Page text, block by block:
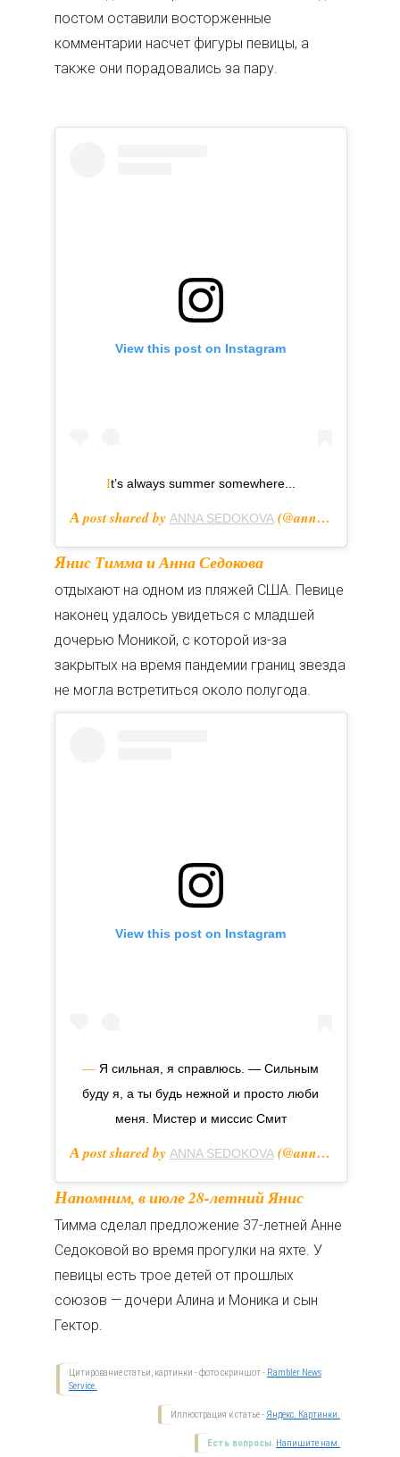
постом оставили восторженные
комментарии насчет фигуры певицы, а
также они порадовались за пару.
View this post on Instagram
It’s always summer somewhere...
A post shared by ANNA SEDOKOVA(@annasedokova) on
Янис Тимма и Анна Седокова
отдыхают на одном из пляжей США. Певице
наконец удалось увидеться с младшей
дочерью Моникой, с которой из-за
закрытых на время пандемии границ звезда
не могла встретиться около полугода.
View this post on Instagram
— Я сильная, я справлюсь. — Сильным
буду я, а ты будь нежной и просто люби
меня. Мистер и миссис Смит
A post shared by ANNA SEDOKOVA(@annasedokova) on
Напомним, в июле 28-летний Янис
Тимма сделал предложение 37-летней Анне
Седоковой во время прогулки на яхте. У
певицы есть трое детей от прошлых
союзов — дочери Алина и Моника и сын
Гектор.
Цитирование статьи, картинки - фото скриншот - Rambler News
Service.
Иллюстрация к статье - Яндекс. Картинки.
Есть вопросы. Напишите нам.